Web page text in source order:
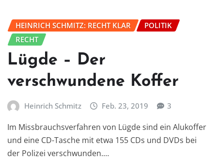
HEINRICH SCHMITZ: RECHT KLAR
POLITIK
RECHT
Lügde – Der
verschwundene Koffer
Heinrich Schmitz Feb. 23, 2019 3
Im Missbrauchsverfahren von Lügde sind ein Alukoffer
und eine CD-Tasche mit etwa 155 CDs und DVDs bei
der Polizei verschwunden.…